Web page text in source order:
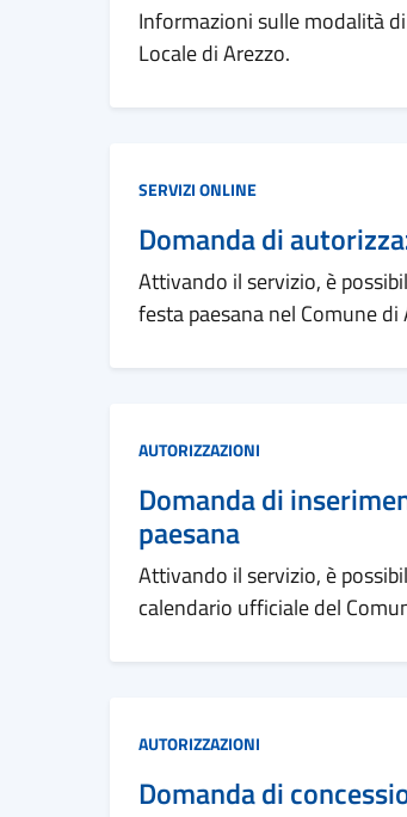
Informazioni sulle modalità
Locale di Arezzo.
Categoria:
SERVIZI ONLINE
Domanda di
Attivando il servizio, è
festa paesana nel Comune di
Categoria:
AUTORIZZAZIONI
Domanda di
paesana
Attivando il servizio, è
calendario ufficiale del
Categoria:
AUTORIZZAZIONI
Domanda di